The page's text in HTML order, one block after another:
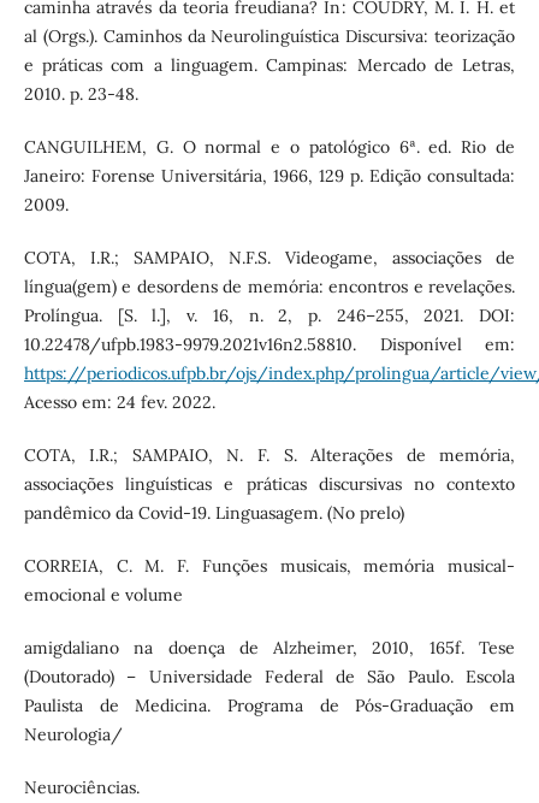
caminha através da teoria freudiana? In: COUDRY, M. I. H. et
al (Orgs.). Caminhos da Neurolinguística Discursiva: teorização
e práticas com a linguagem. Campinas: Mercado de Letras,
2010. p. 23-48.
CANGUILHEM, G. O normal e o patológico 6ª. ed. Rio de
Janeiro: Forense Universitária, 1966, 129 p. Edição consultada:
2009.
COTA, I.R.; SAMPAIO, N.F.S. Videogame, associações de
língua(gem) e desordens de memória: encontros e revelações.
Prolíngua. [S. l.], v. 16, n. 2, p. 246–255, 2021. DOI:
10.22478/ufpb.1983-9979.2021v16n2.58810. Disponível em:
https://periodicos.ufpb.br/ojs/index.php/prolingua/article/
Acesso em: 24 fev. 2022.
COTA, I.R.; SAMPAIO, N. F. S. Alterações de memória,
associações linguísticas e práticas discursivas no contexto
pandêmico da Covid-19. Linguasagem. (No prelo)
CORREIA, C. M. F. Funções musicais, memória musical-
emocional e volume
amigdaliano na doença de Alzheimer, 2010, 165f. Tese
(Doutorado) – Universidade Federal de São Paulo. Escola
Paulista de Medicina. Programa de Pós-Graduação em
Neurologia/
Neurociências.